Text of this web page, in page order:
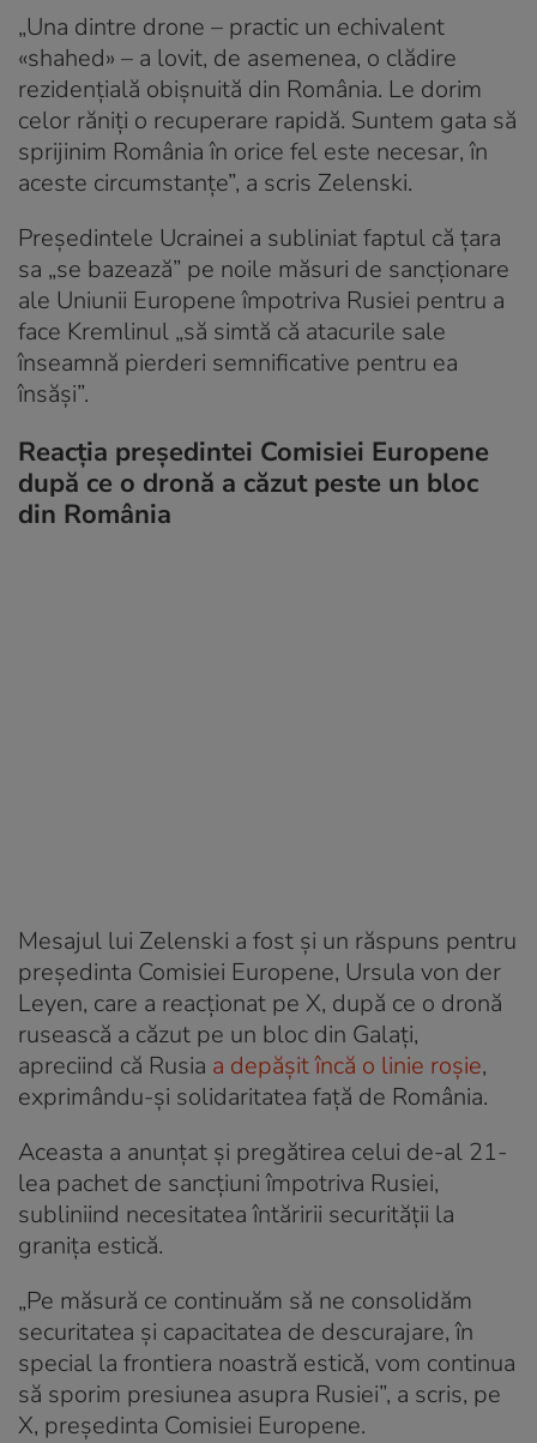
„Una dintre drone – practic un echivalent
«shahed» – a lovit, de asemenea, o clădire
rezidențială obișnuită din România. Le dorim
celor răniți o recuperare rapidă. Suntem gata să
sprijinim România în orice fel este necesar, în
aceste circumstanțe”, a scris Zelenski.
Președintele Ucrainei a subliniat faptul că țara
sa „se bazează” pe noile măsuri de sancționare
ale Uniunii Europene împotriva Rusiei pentru a
face Kremlinul „să simtă că atacurile sale
înseamnă pierderi semnificative pentru ea
însăși”.
Reacția preşedintei Comisiei Europene
după ce o dronă a căzut peste un bloc
din România
Mesajul lui Zelenski a fost și un răspuns pentru
preşedinta Comisiei Europene, Ursula von der
Leyen, care a reacţionat pe X, după ce o dronă
rusească a căzut pe un bloc din Galaţi,
apreciind că Rusia a depăşit încă o linie roşie,
exprimându-şi solidaritatea faţă de România.
Aceasta a anunţat și pregătirea celui de-al 21-
lea pachet de sancţiuni împotriva Rusiei,
subliniind necesitatea întăririi securităţii la
graniţa estică.
„Pe măsură ce continuăm să ne consolidăm
securitatea şi capacitatea de descurajare, în
special la frontiera noastră estică, vom continua
să sporim presiunea asupra Rusiei”, a scris, pe
X, preşedinta Comisiei Europene.